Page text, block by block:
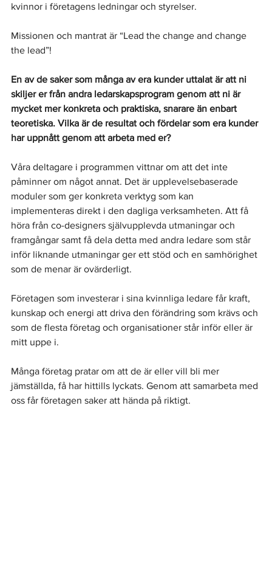
kvinnor i företagens ledningar och styrelser.
Missionen och mantrat är “Lead the change and change
the lead”!
En av de saker som många av era kunder uttalat är att ni
skiljer er från andra ledarskapsprogram genom att ni är
mycket mer konkreta och praktiska, snarare än enbart
teoretiska. Vilka är de resultat och fördelar som era kunder
har uppnått genom att arbeta med er?
Våra deltagare i programmen vittnar om att det inte
påminner om något annat. Det är upplevelsebaserade
moduler som ger konkreta verktyg som kan
implementeras direkt i den dagliga verksamheten. Att få
höra från co-designers självupplevda utmaningar och
framgångar samt få dela detta med andra ledare som står
inför liknande utmaningar ger ett stöd och en samhörighet
som de menar är ovärderligt.
Företagen som investerar i sina kvinnliga ledare får kraft,
kunskap och energi att driva den förändring som krävs och
som de flesta företag och organisationer står inför eller är
mitt uppe i.
Många företag pratar om att de är eller vill bli mer
jämställda, få har hittills lyckats. Genom att samarbeta med
oss får företagen saker att hända på riktigt.